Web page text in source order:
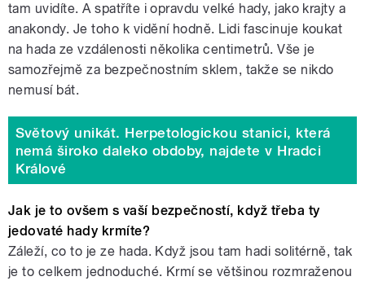
tam uvidíte. A spatříte i opravdu velké hady, jako krajty a
anakondy. Je toho k vidění hodně. Lidi fascinuje koukat
na hada ze vzdálenosti několika centimetrů. Vše je
samozřejmě za bezpečnostním sklem, takže se nikdo
nemusí bát.
Světový unikát. Herpetologickou stanici, která
nemá široko daleko obdoby, najdete v Hradci
Králové
Jak je to ovšem s vaší bezpečností, když třeba ty
jedovaté hady krmíte?
Záleží, co to je ze hada. Když jsou tam hadi solitérně, tak
je to celkem jednoduché. Krmí se většinou rozmraženou